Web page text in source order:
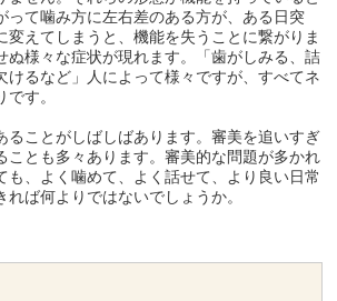
って噛み方に左右差のある方が、ある日突
変えてしまうと、機能を失うことに繋がりま
ぬ様々な症状が現れます。「歯がしみる、詰
けるなど」人によって様々ですが、すべてネ
す。
ることがしばしばあります。審美を追いすぎ
ことも多々あります。審美的な問題が多かれ
も、よく噛めて、よく話せて、より良い日常
ば何よりではないでしょうか。